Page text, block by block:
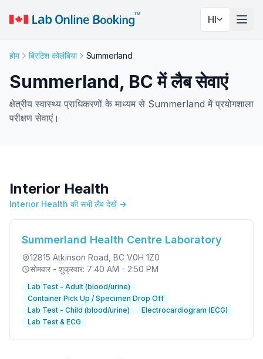
HI
होम ब्रिटिश कोलंबिया Summerland
Summerland, BC में लैब सेवाएं
क्षेत्रीय स्वास्थ्य प्राधिकरणों के माध्यम से Summerland में प्रयोगशाला
परीक्षण सेवाएं।
Interior Health
Interior Health की सभी लैब देखें →
Summerland Health Centre Laboratory
12815 Atkinson Road , BC V0H 1Z0
सोमवार - शुक्रवार: 7:40 AM - 2:50 PM
Lab Test - Adult (blood/urine)
Container Pick Up / Specimen Drop Off
Lab Test - Child (blood/urine)
Electrocardiogram (ECG)
Lab Test & ECG